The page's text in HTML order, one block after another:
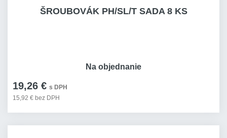
ŠROUBOVÁK PH/SL/T SADA 8 KS
19,26 € s DPH
15,92 € bez DPH
Na objednanie